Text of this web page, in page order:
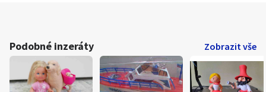
Podobné inzeráty Zobrazit vše